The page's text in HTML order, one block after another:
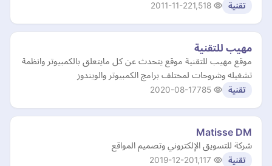
تقنية 2011-11-22
مهيب للتقنية
موقع مهيب للتقنية موقع يتحدث عن كل مايتعلق بالكمبيوتر وانظمة
تشغيله وشروحات لمختلف برامج الكمبيوتر والويندوز
تقنية 2020-08-17
Matisse DM
شركة للتسويق الإلكتروني وتصميم المواقع
تقنية 2019-12-20